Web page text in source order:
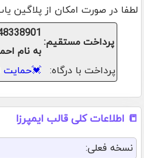
لطفا در صورت امکان از پلاگین
پرداخت مستقیم:
به نام
پرداخت با درگاه:
💓حمایت
📒 اطلاعات کلی قالب ایمپرزا
نسخه فعلی: